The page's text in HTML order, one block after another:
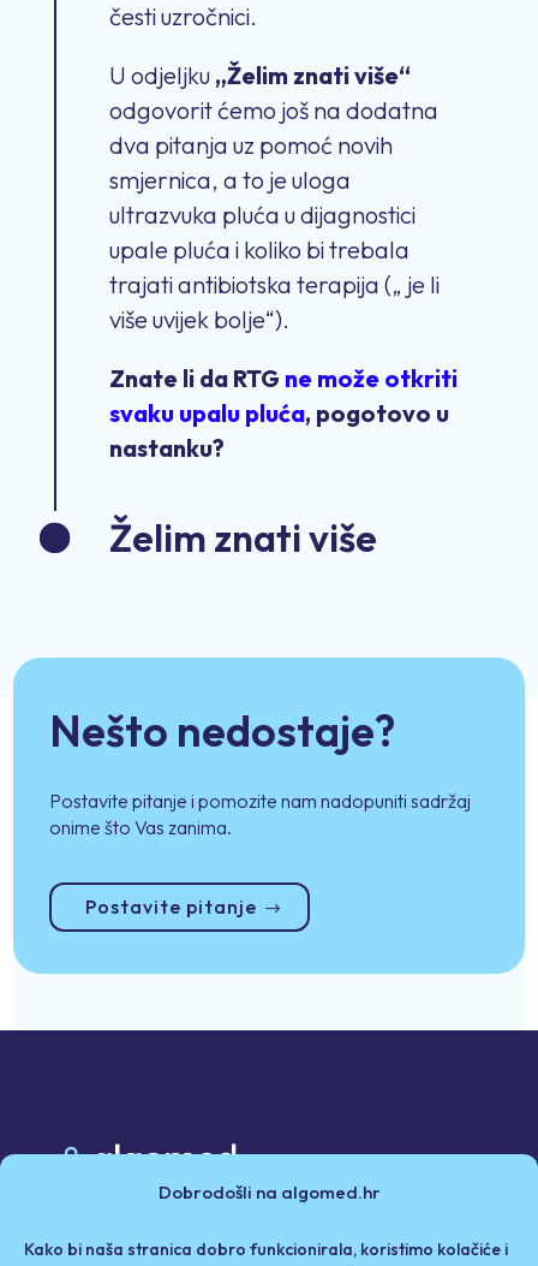
Dobrodošli na algomed.hr
Kako bi naša stranica dobro funkcionirala, koristimo kolačiće i
česti uzročnici.
U odjeljku „Želim znati više“
odgovorit ćemo još na dodatna
dva pitanja uz pomoć novih
smjernica, a to je uloga
ultrazvuka pluća u dijagnostici
upale pluća i koliko bi trebala
trajati antibiotska terapija („ je li
više uvijek bolje“).
Znate li da RTG ne može otkriti
svaku upalu pluća, pogotovo u
nastanku?
Želim znati više
Nešto nedostaje?
Postavite pitanje i pomozite nam nadopuniti sadržaj
onime što Vas zanima.
Postavite pitanje